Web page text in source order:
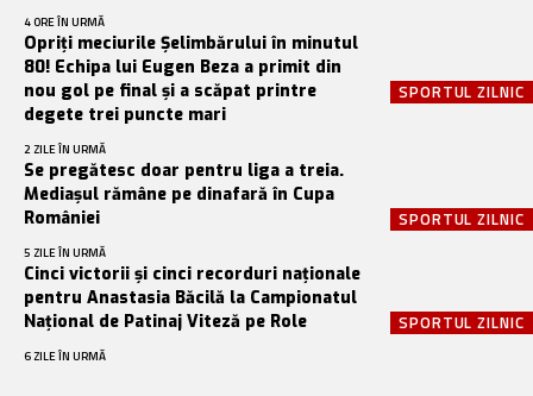
4 ORE ÎN URMĂ
SPORTUL ZILNIC
Opriți meciurile Șelimbărului în minutul
80! Echipa lui Eugen Beza a primit din
nou gol pe final și a scăpat printre
degete trei puncte mari
2 ZILE ÎN URMĂ
SPORTUL ZILNIC
Se pregătesc doar pentru liga a treia.
Mediașul rămâne pe dinafară în Cupa
României
5 ZILE ÎN URMĂ
SPORTUL ZILNIC
Cinci victorii și cinci recorduri naționale
pentru Anastasia Băcilă la Campionatul
Național de Patinaj Viteză pe Role
6 ZILE ÎN URMĂ